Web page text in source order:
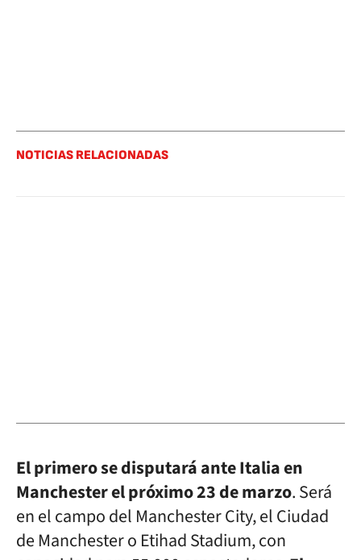
NOTICIAS RELACIONADAS
El primero se disputará ante Italia en
Manchester el próximo 23 de marzo. Será
en el campo del Manchester City, el Ciudad
de Manchester o Etihad Stadium, con